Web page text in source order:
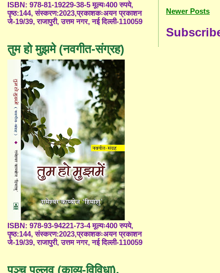
Newer Posts
ISBN: 978-81-19229-38-5 मूल्यः400 रुपये,
पृष्ठ:144, संस्करण:2023,प्रकाशकःअयन प्रकाशन
जे-19/39, राजापुरी, उत्तम नगर, नई दिल्ली-110059
तुम हो मुझमे (नवगीत-संग्रह)
ISBN: 978-93-94221-73-4 मूल्यः400 रुपये,
पृष्ठ:144, संस्करण:2023,प्रकाशकःअयन प्रकाशन
जे-19/39, राजापुरी, उत्तम नगर, नई दिल्ली-110059
पञ्च पल्लव (काव्य-विविधा),